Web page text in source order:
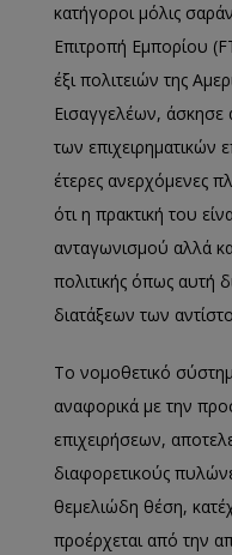
κατήγοροι μόλις
Επιτροπή Εμπορίου
έξι πολιτειών της
Εισαγγελέων,
των επιχειρηματικών
έτερες ανερχόμενες
ότι η πρακτική του
ανταγωνισμού αλλά
πολιτικής όπως αυτή
διατάξεων των
Το νομοθετικό
αναφορικά με την
επιχειρήσεων,
διαφορετικούς
θεμελιώδη θέση,
προέρχεται από την